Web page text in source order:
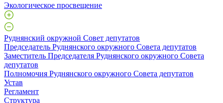
Экологическое просвещение
Руднянский окружной Совет депутатов
Председатель Руднянского окружного Совета депутатов
Заместитель Председателя Руднянского окружного Совета
депутатов
Полномочия Руднянского окружного Совета депутатов
Устав
Регламент
Структура